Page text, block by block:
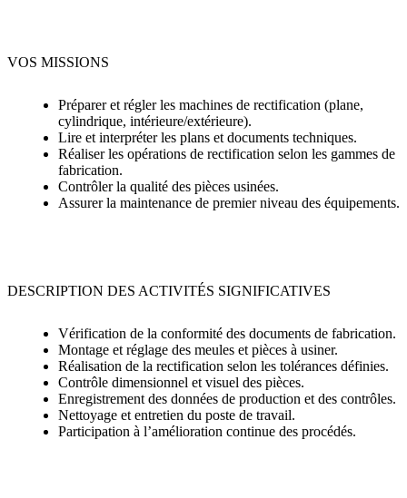
VOS MISSIONS
Préparer et régler les machines de rectification (plane,
cylindrique, intérieure/extérieure).
Lire et interpréter les plans et documents techniques.
Réaliser les opérations de rectification selon les gammes de
fabrication.
Contrôler la qualité des pièces usinées.
Assurer la maintenance de premier niveau des équipements.
DESCRIPTION DES ACTIVITÉS SIGNIFICATIVES
Vérification de la conformité des documents de fabrication.
Montage et réglage des meules et pièces à usiner.
Réalisation de la rectification selon les tolérances définies.
Contrôle dimensionnel et visuel des pièces.
Enregistrement des données de production et des contrôles.
Nettoyage et entretien du poste de travail.
Participation à l’amélioration continue des procédés.